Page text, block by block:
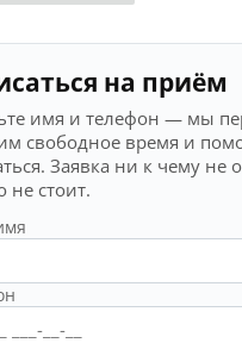
на приём
имя и телефон — мы
свободное время и
Заявка ни к чему не
не стоит.